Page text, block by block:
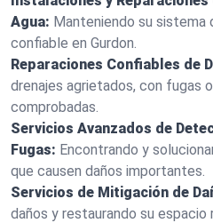
Agua: Manteniendo su
confiable en Gurdon.
Reparaciones Confiables de
drenajes agrietados, con fugas
comprobadas.
Servicios Avanzados de
Fugas: Encontrando y
que causen daños importantes.
Servicios de Mitigación de
daños y restaurando su